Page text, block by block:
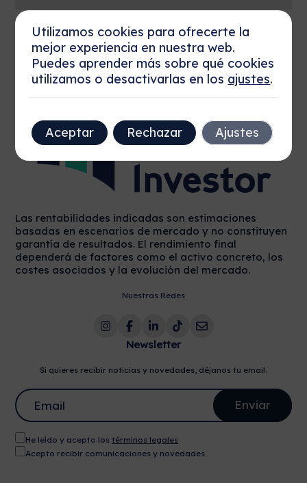
Las rentabilidades indicadas son estimaciones
basadas en escenarios de mercado y no constituyen
garantía de resultados. El rendimiento final
dependerá de factores como el activo concreto, los
costes asociados y la evolución del mercado.
Nuestras Redes
Newsletter
Si quieres recibir noticias y novedades, déjanos tu email.
He leído y acepto los términos legales
Acepto recibir comunicaciones y novedades
Utilizamos cookies para ofrecerte la
mejor experiencia en nuestra web.
Puedes aprender más sobre qué cookies
utilizamos o desactivarlas en los ajustes.
Aceptar Rechazar Ajustes